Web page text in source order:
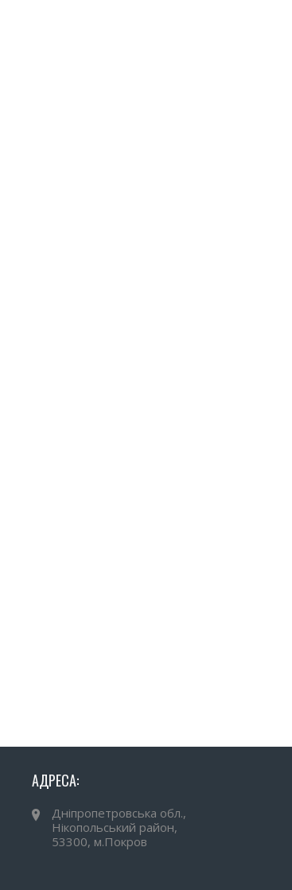
АДРЕСА:
Дніпропетровська обл.,
Нікопольський район,
53300, м.Покров